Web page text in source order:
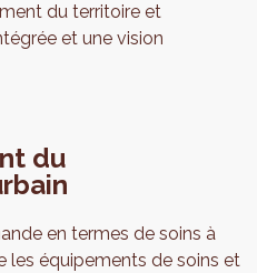
du territoire et
et une vision
du
en termes de soins à
les équipements de soins et